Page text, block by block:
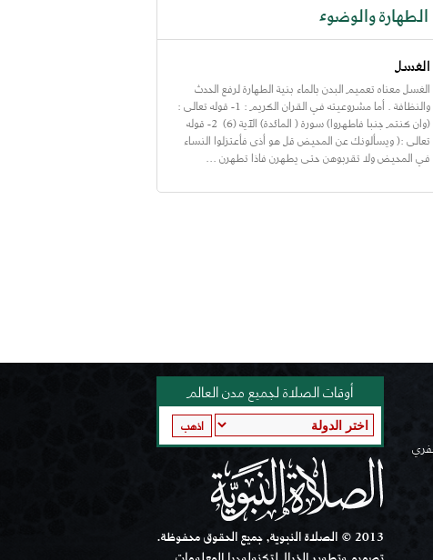
الطهارة والوضوء
الغسل
الغسل معناه تعميم البدن بالماء بنية الطهارة لرفع الحدث
والنظافة . أما مشروعيته في القران الكريم : 1- قوله تعالى :
(وان كنتم جنبا فاطهروا) سورة ( المائدة) الآية (6) 2- قوله
تعالى :( ويسألونك عن المحيض قل هو أذى فأعتزلوا النساء
في المحيض ولا تقربوهن حتى يطهرن فاذا تطهرن ...
أوقات الصلاة لجميع مدن العالم
اذهب
2013 © الصلاة النبوية, جميع الحقوق محفوظة.